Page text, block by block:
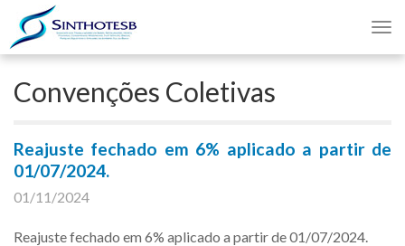
Convenções Coletivas
Reajuste fechado em 6% aplicado a partir de
01/07/2024.
01/11/2024
Reajuste fechado em 6% aplicado a partir de 01/07/2024.